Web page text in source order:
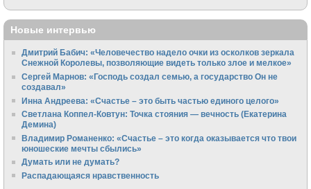
Новые интервью
Дмитрий Бабич: «Человечество надело очки из осколков зеркала
Снежной Королевы, позволяющие видеть только злое и мелкое»
Сергей Марнов: «Господь создал семью, а государство Он не
создавал»
Инна Андреева: «Счастье – это быть частью единого целого»
Светлана Коппел-Ковтун: Точка стояния — вечность (Екатерина
Демина)
Владимир Романенко: «Счастье – это когда оказывается что твои
юношеские мечты сбылись»
Думать или не думать?
Распадающаяся нравственность